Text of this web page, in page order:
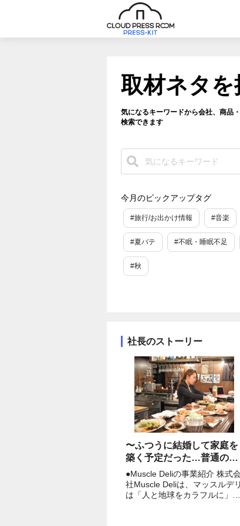
取材ネタを
気になるキーワードから会社、商品
検索できます
今月のピックアップタグ
#旅行/お出かけ情報 #音楽
#夏バテ #不眠・睡眠不足
#秋
社長のストーリー
〜ふつうに結婚して家庭を
築く予定だった…普通のOL
が女性起業家になるまで〜
株式会社Muscle Deli 社長
西川真梨子の職務経歴書
●Muscle Deliの事業紹介 株式
社Muscle Deliは、マッスルデリ
は「人と地球をカラフルに」と